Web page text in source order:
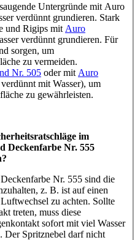
Untergründe mit Auro
verdünnt grundieren. Stark
und Rigips mit Auro
verdünnt grundieren. Für
sorgen, um
zu vermeiden.
Nr. 505 oder mit Auro
mit Wasser), um
zu gewährleisten.
im
Deckenfarbe Nr. 555
Nr. 555 sind die
z. B. ist auf einen
zu achten. Sollte
treten, muss diese
sofort mit viel Wasser
Der Spritznebel darf nicht